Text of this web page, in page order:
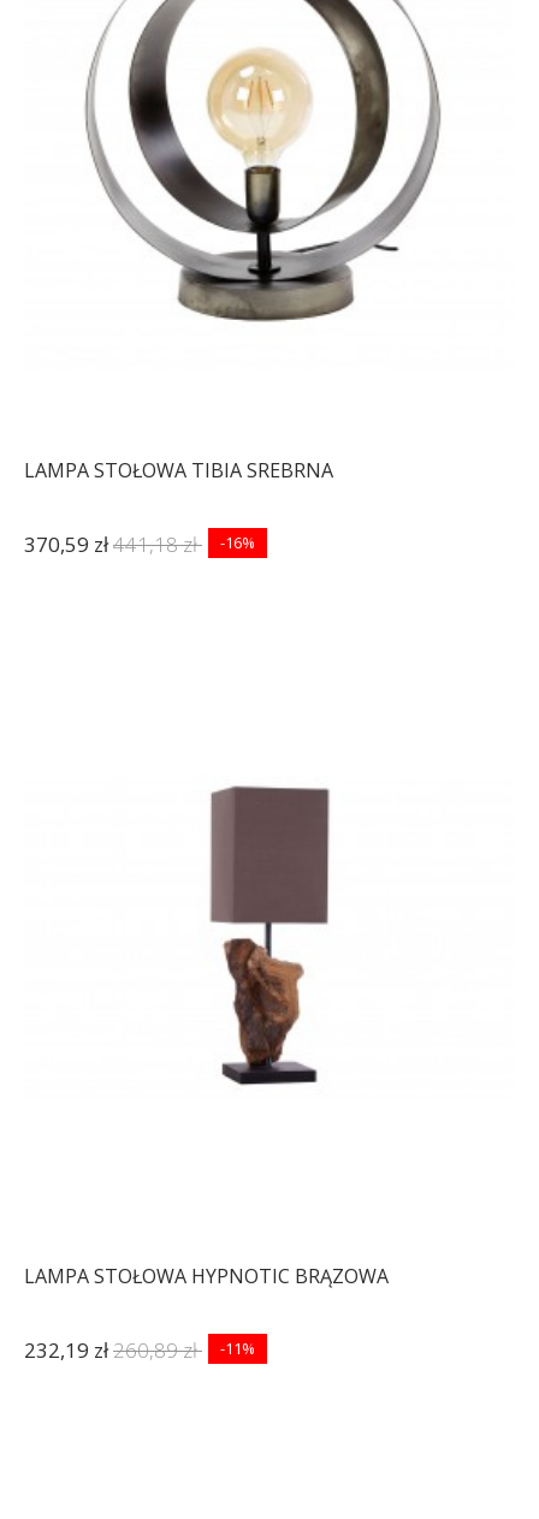
LAMPA STOŁOWA TIBIA SREBRNA
370,59 zł441,18 zł -16%
LAMPA STOŁOWA HYPNOTIC BRĄZOWA
232,19 zł260,89 zł -11%